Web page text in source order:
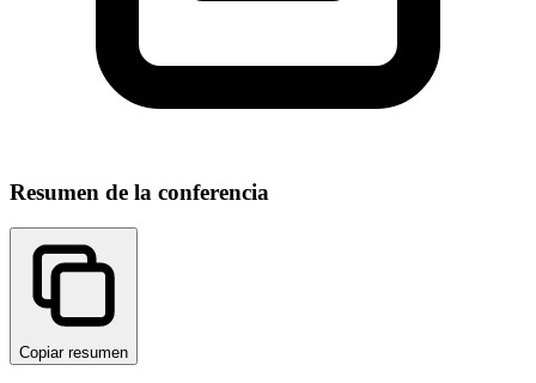
Resumen de la conferencia
Copiar resumen